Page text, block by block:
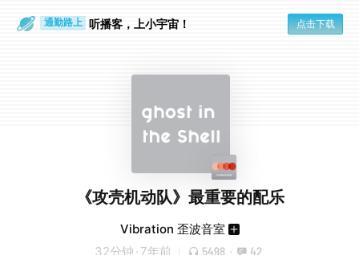
通勤路上 听播客，上小宇宙！ 点击下载
《攻壳机动队》最重要的配乐
Vibration 歪波音室
32分钟 · 7年前 5498 · 42